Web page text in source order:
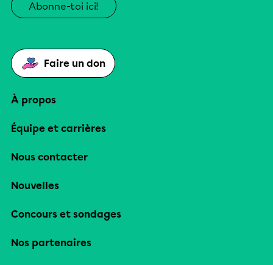
Abonne-toi ici!
Faire un don
À propos
Équipe et carrières
Nous contacter
Nouvelles
Concours et sondages
Nos partenaires